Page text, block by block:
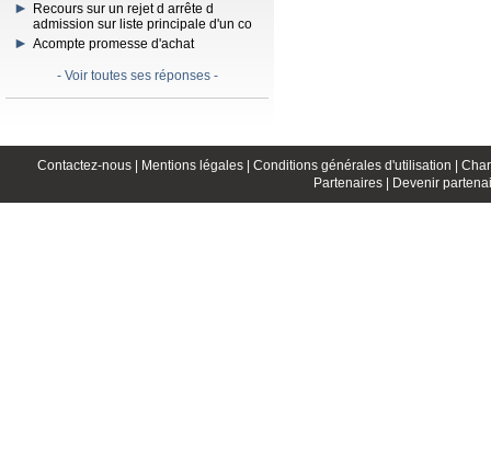
Recours sur un rejet d arrête d
admission sur liste principale d'un co
Acompte promesse d'achat
- Voir toutes ses réponses -
Contactez-nous | Mentions légales | Conditions générales d'utilisation |
Partenaires |
Devenir